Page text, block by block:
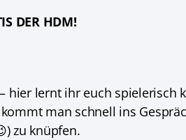
DER HDM!
hier lernt ihr euch
man schnell ins
zu knüpfen.